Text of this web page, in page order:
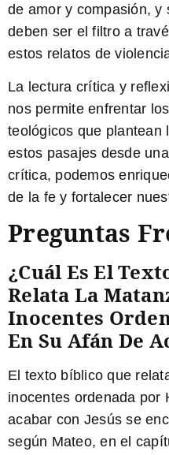
de amor y compasión, y
deben ser el filtro a
estos relatos de
La lectura crítica y
nos permite enfrentar
teológicos que plantean
estos pasajes desde
crítica, podemos
de la fe y fortalecer
Preguntas
¿Cuál Es El
Relata La
Inocentes
En Su Afán De
El texto bíblico que
inocentes ordenada por
acabar con Jesús se
según Mateo, en el